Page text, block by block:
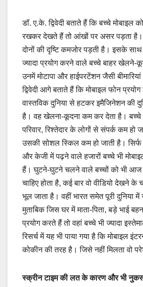
डॉ. ए.के. द्विवेदी बताते हैं कि बच्चे
रखकर देखते हैं तो आंखों पर असर पड़ता
दोनों की दृष्टि कमजोर पड़ती है। इसके साथ
ज्यादा प्रयोग करने वाले बच्चे बाहर खेलने-
उनमें मोटापा और हाईपरटेंशन जैसी
द्विवेदी आगे बताते हैं कि मोबाइल फोन
वास्तविक दुनिया से हटकर इमैजिनेशन की
है। वह खेलना-कूदना कम कर देता है। बच्चे
परिवार, रिश्तेदार के लोगों से संपर्क कम हो
उसकी सोशल स्किल कम हो जाती है। सिर्फ
और केजी में पढ़ने वाले हजारों बच्चे भी
हैं। घुटने-घुटने चलने वाले बच्चों को भी आज
चाहिए होता है, कई बार वो वीडियो देखने
भूल जाता है। वहीं भारत समेत पूरी दुनिया
मुताबिक जिस घर में माता-पिता, बड़े भाई
प्रयोग करते हैं तो वहां बच्चे भी ज्यादा
रिसर्च में यह भी पाया गया है कि मोबाइल
कोकीन की तरह है। जिसे नहीं मिलता वो
स्क्रीन टाइम की लत के कारण और भी